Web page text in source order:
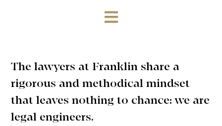
The lawyers at Franklin share a
rigorous and methodical mindset
that leaves nothing to chance: we are
legal engineers.